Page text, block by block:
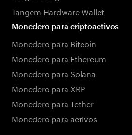
Tangem Hardware Wallet
Monedero para criptoactivos
Monedero para Bitcoin
Monedero para Ethereum
Monedero para Solana
Monedero para XRP
Monedero para Tether
Monedero para activos